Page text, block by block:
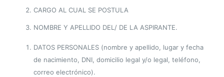
CARGO AL CUAL SE POSTULA
NOMBRE Y APELLIDO DEL/ DE LA ASPIRANTE.
DATOS PERSONALES (nombre y apellido, lugar y fecha
de nacimiento, DNI, domicilio legal y/o legal, teléfono,
correo electrónico).